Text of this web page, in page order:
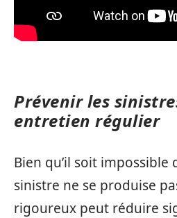
Prévenir les
entretien régulier
Bien qu’il soit impossible
sinistre ne se produise
rigoureux peut réduire